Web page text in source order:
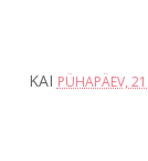
KAI PÜHAPÄEV,